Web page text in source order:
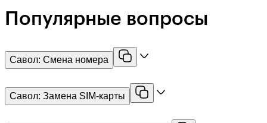
Популярные вопросы
Савол: Смена номера
Савол: Замена SIM-карты